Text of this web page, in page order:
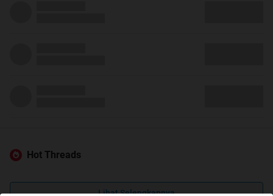
Hot Threads
Lihat Selengkapnya